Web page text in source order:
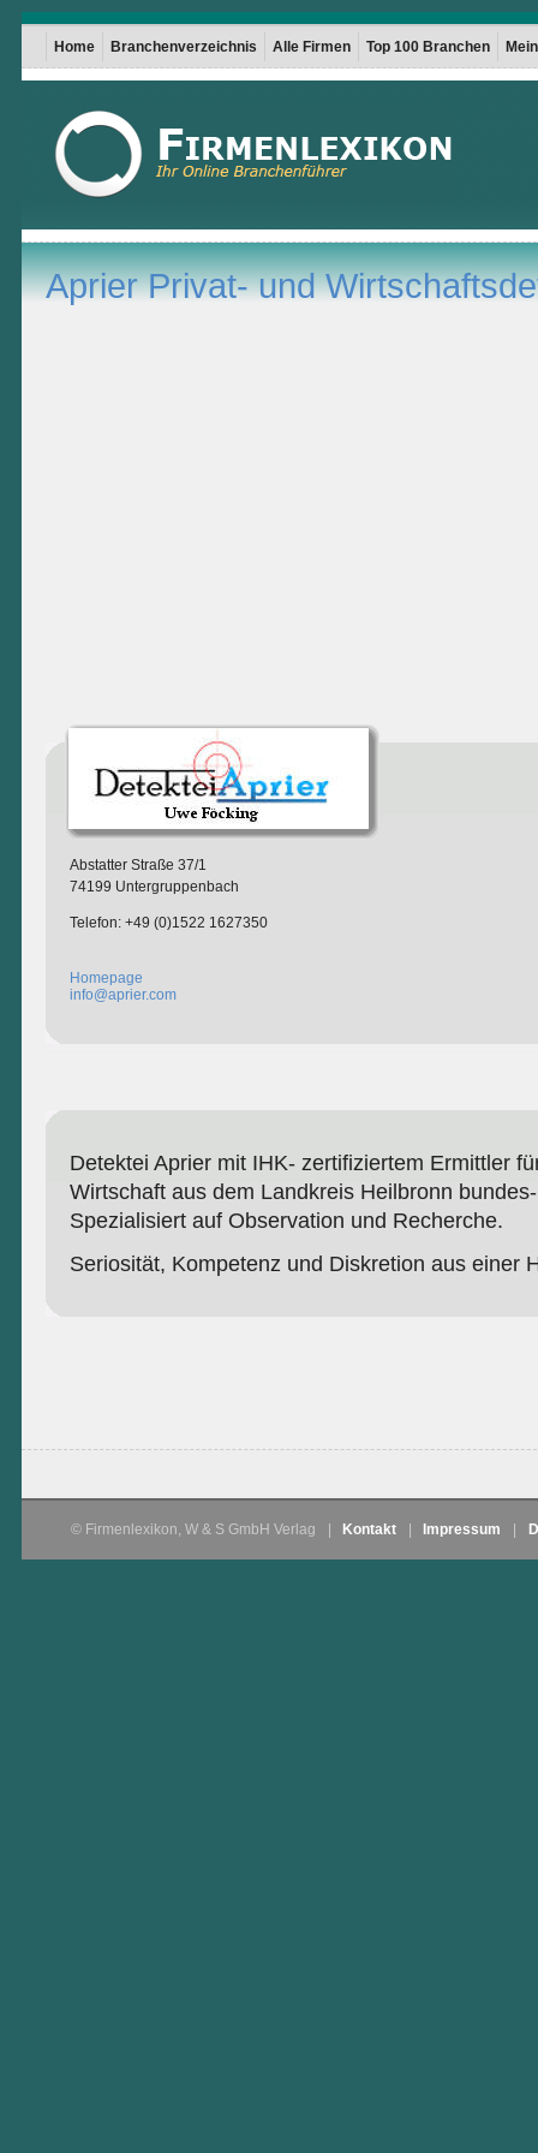
Home Branchenverzeichnis Alle Firmen Top 100 Branchen
Aprier Privat- und
Abstatter Straße 37/1
74199 Untergruppenbach
Telefon: +49 (0)1522 1627350
Homepage
info@aprier.com
Detektei Aprier mit IHK- zertifiziertem Ermittler
Wirtschaft aus dem Landkreis Heilbronn
Spezialisiert auf Observation und Recherche.
Seriosität, Kompetenz und Diskretion aus einer
© Firmenlexikon, W & S GmbH Verlag Kontakt Impressum